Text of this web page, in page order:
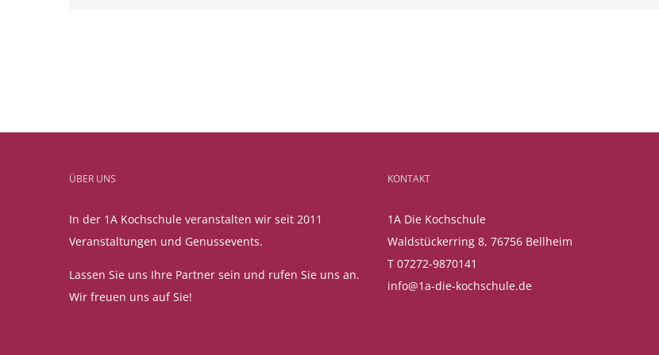
ÜBER UNS
In der 1A Kochschule veranstalten wir seit 2011
Veranstaltungen und Genussevents.
Lassen Sie uns Ihre Partner sein und rufen Sie uns an.
Wir freuen uns auf Sie!
KONTAKT
1A Die Kochschule
Waldstückerring 8, 76756 Bellheim
T 07272-9870141
info@1a-die-kochschule.de